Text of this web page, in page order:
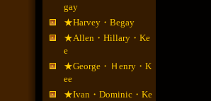
gay
★Harvey・Begay
★Allen・Hillary・Ke
e
★George・Ｈenry・K
ee
★Ivan・Dominic・Ke